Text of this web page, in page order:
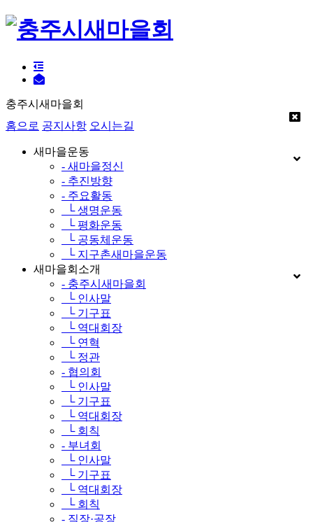
충주시새마을회
홈으로 공지사항 오시는길
새마을운동
- 새마을정신
- 추진방향
- 주요활동
└ 생명운동
└ 평화운동
└ 공동체운동
└ 지구촌새마을운동
새마을회소개
- 충주시새마을회
└ 인사말
└ 기구표
└ 역대회장
└ 연혁
└ 정관
- 협의회
└ 인사말
└ 기구표
└ 역대회장
└ 회칙
- 부녀회
└ 인사말
└ 기구표
└ 역대회장
└ 회칙
- 직장·공장